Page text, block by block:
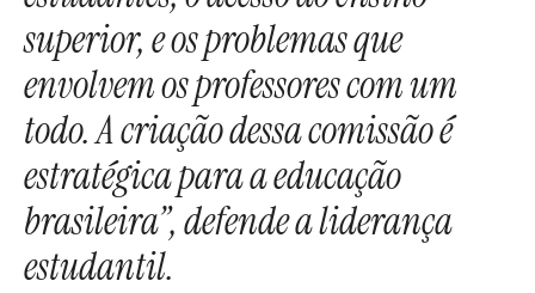
superior, e os problemas que
envolvem os professores com um
todo. A criação dessa comissão é
estratégica para a educação
brasileira”, defende a liderança
estudantil.